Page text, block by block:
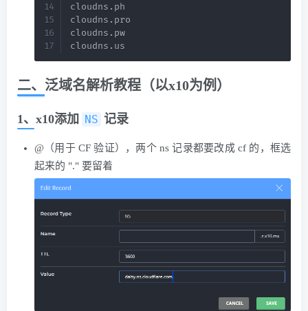
cloudns.ph
cloudns.pro
cloudns.pw
cloudns.us
二、泛域名解析教程（以x10为例）
1、x10添加 NS ​记录
@（用于 CF 验证），两个 ns 记录都要改成 cf 的，框选
起来的 "." 要留着